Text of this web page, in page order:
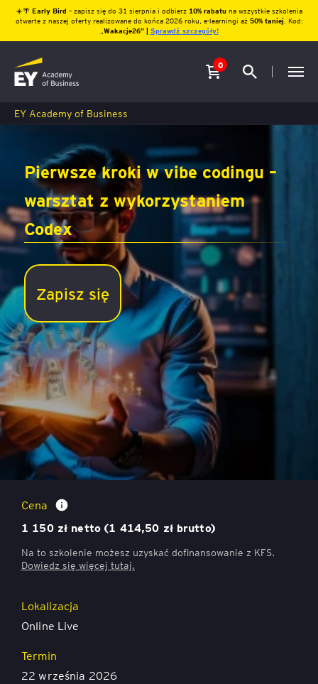
☀️🌴 Early Bird – zapisz się do 31 sierpnia i odbierz10% rabatu na wszystkie szkolenia
otwarte z naszej oferty realizowane do końca 2026 roku, e-learningi aż 50% taniej. Kod:
Wakacje26″ | Sprawdź szczegóły!
0
EY Academy of Business
Pierwsze kroki w vibe codingu –
warsztat z wykorzystaniem
Codex
Zapisz się
Pierwsze kroki w vibe codingu – warsztat z
wykorzystaniem Codex
Cena
1 150 zł netto (1 414,50 zł brutto)
Na to szkolenie możesz uzyskać dofinansowanie z KFS.
Dowiedz się więcej tutaj.
Lokalizacja
Online Live
Termin
22 września 2026